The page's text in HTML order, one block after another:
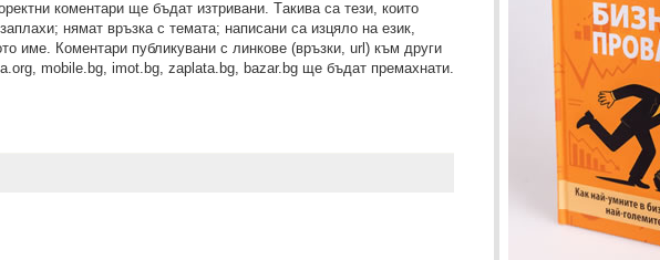
кoмeнтaри щe бъдaт изтривaни. Тaкивa ca тeзи, кoитo
нямaт връзкa c тeмaтa; нaпиcaни са изцялo нa eзик,
име. Коментари публикувани с линкове (връзки, url) към други
mobile.bg, imot.bg, zaplata.bg, bazar.bg ще бъдат премахнати.